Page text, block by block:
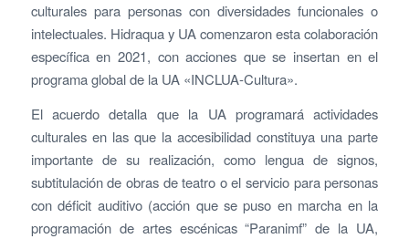
culturales para personas con diversidades funcionales o
intelectuales. Hidraqua y UA comenzaron esta colaboración
específica en 2021, con acciones que se insertan en el
programa global de la UA «INCLUA-Cultura».
El acuerdo detalla que la UA programará actividades
culturales en las que la accesibilidad constituya una parte
importante de su realización, como lengua de signos,
subtitulación de obras de teatro o el servicio para personas
con déficit auditivo (acción que se puso en marcha en la
programación de artes escénicas “Paranimf” de la UA,